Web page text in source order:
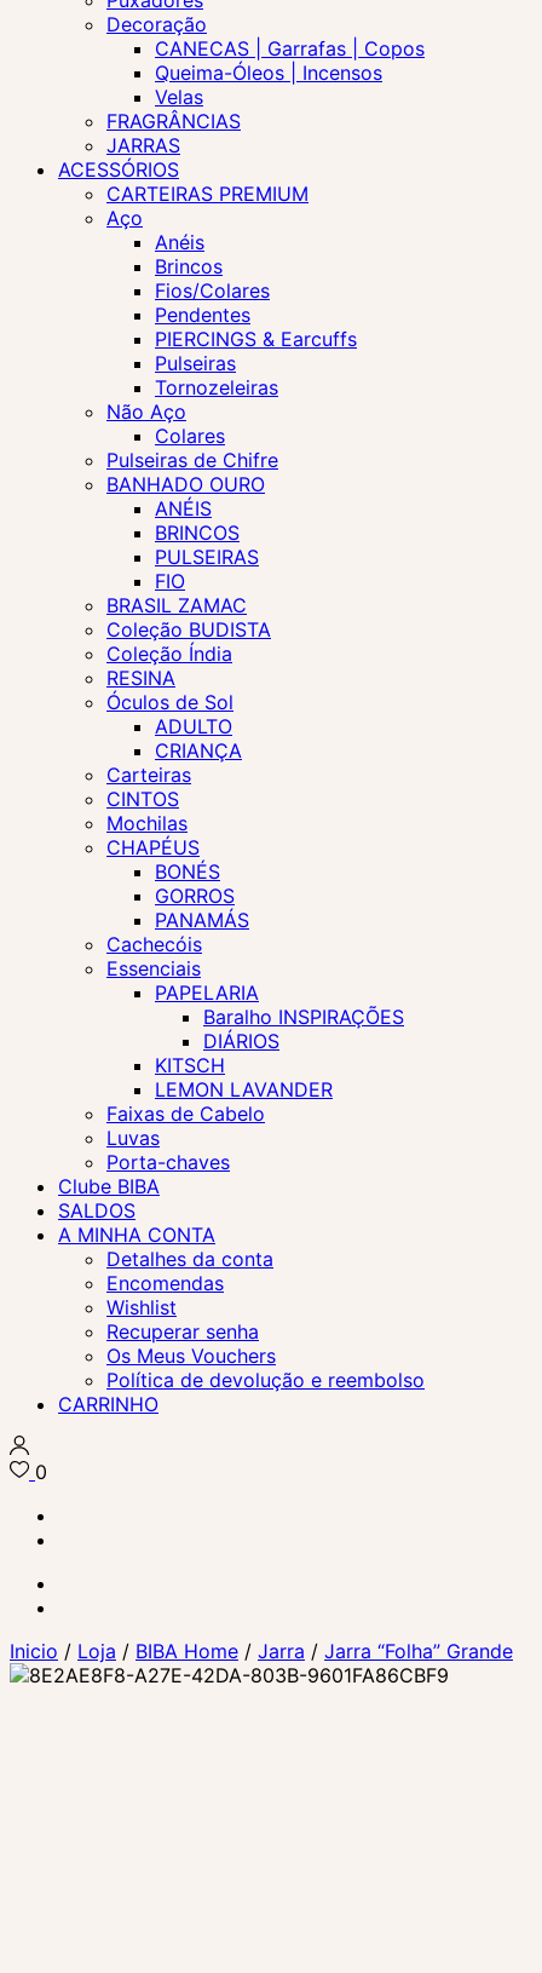
Decoração
CANECAS | Garrafas | Copos
Queima-Óleos | Incensos
Velas
FRAGRÂNCIAS
JARRAS
ACESSÓRIOS
CARTEIRAS PREMIUM
Aço
Anéis
Brincos
Fios/Colares
Pendentes
PIERCINGS & Earcuffs
Pulseiras
Tornozeleiras
Não Aço
Colares
Pulseiras de Chifre
BANHADO OURO
ANÉIS
BRINCOS
PULSEIRAS
FIO
BRASIL ZAMAC
Coleção BUDISTA
Coleção Índia
RESINA
Óculos de Sol
ADULTO
CRIANÇA
Carteiras
CINTOS
Mochilas
CHAPÉUS
BONÉS
GORROS
PANAMÁS
Cachecóis
Essenciais
PAPELARIA
Baralho INSPIRAÇÕES
DIÁRIOS
KITSCH
LEMON LAVANDER
Faixas de Cabelo
Luvas
Porta-chaves
Clube BIBA
SALDOS
A MINHA CONTA
Detalhes da conta
Encomendas
Wishlist
Recuperar senha
Os Meus Vouchers
Política de devolução e reembolso
CARRINHO
0
Inicio / Loja / BIBA Home / Jarra / Jarra “Folha” Grande